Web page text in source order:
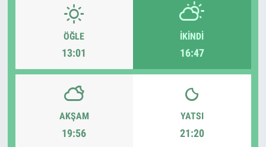
ÖĞLE
13:01
İKINDI
16:47
AKŞAM
19:56
YATSI
21:20